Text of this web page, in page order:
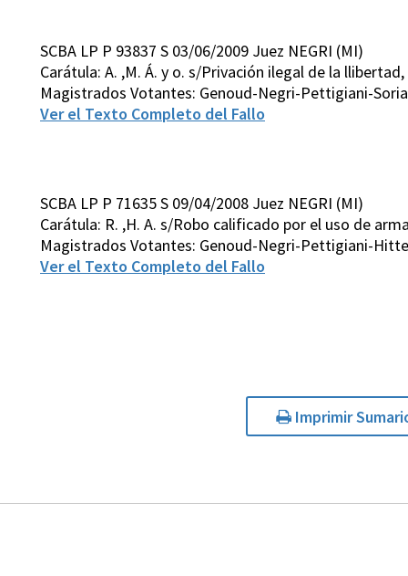
SCBA LP P 93837 S 03/06/2009 Juez NEGRI (MI)
Carátula: A. ,M. Á. y o. s/Privación ilegal de la
Magistrados Votantes: Genoud-Negri-Pettigiani-
Ver el Texto Completo del Fallo
SCBA LP P 71635 S 09/04/2008 Juez NEGRI (MI)
Carátula: R. ,H. A. s/Robo calificado por el uso de
Magistrados Votantes: Genoud-Negri-Pettigiani-
Ver el Texto Completo del Fallo
Imprimir